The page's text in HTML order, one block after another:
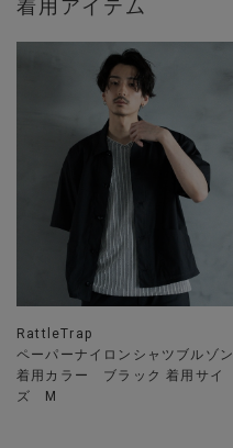
着用アイテム
RattleTrap
ペーパーナイロンシャツブルゾン
着用カラー ブラック 着用サイ
ズ M